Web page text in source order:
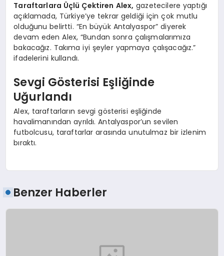
Taraftarlara Üçlü Çektiren Alex, gazetecilere yaptığı
açıklamada, Türkiye’ye tekrar geldiği için çok mutlu
olduğunu belirtti. “En büyük Antalyaspor” diyerek
devam eden Alex, “Bundan sonra çalışmalarımıza
bakacağız. Takıma iyi şeyler yapmaya çalışacağız.”
ifadelerini kullandı.
Sevgi Gösterisi Eşliğinde
Uğurlandı
Alex, taraftarların sevgi gösterisi eşliğinde
havalimanından ayrıldı. Antalyaspor’un sevilen
futbolcusu, taraftarlar arasında unutulmaz bir izlenim
bıraktı.
Benzer Haberler